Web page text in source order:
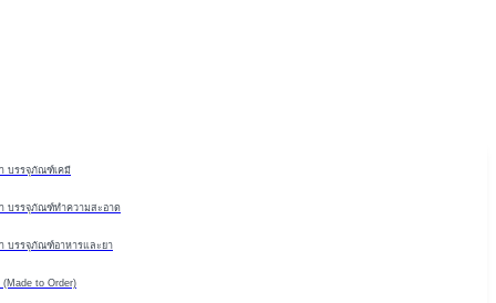
บรรจุภัณฑ์เคมี
า บรรจุภัณฑ์ทำความสะอาด
บรรจุภัณฑ์อาหารและยา
to Order)